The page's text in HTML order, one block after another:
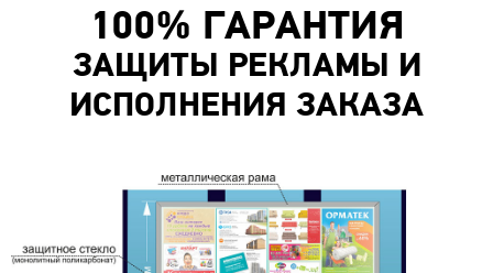
100% ГАРАНТИЯ
ЗАЩИТЫ РЕКЛАМЫ И
ИСПОЛНЕНИЯ ЗАКАЗА